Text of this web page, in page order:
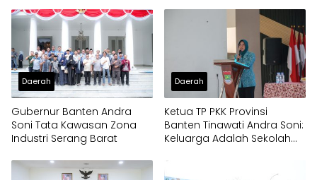
Panongan
Daerah
Gubernur Banten Andra
Soni Tata Kawasan Zona
Industri Serang Barat
Daerah
Ketua TP PKK Provinsi
Banten Tinawati Andra Soni:
Keluarga Adalah Sekolah